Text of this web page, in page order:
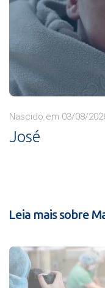
Nascido em 03/08/
José
Leia mais sobre